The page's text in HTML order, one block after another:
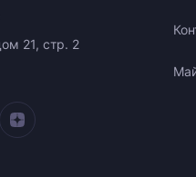
21, стр. 2